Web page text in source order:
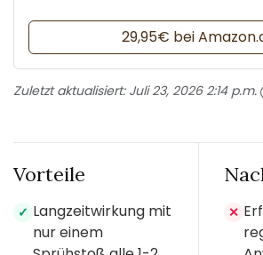
29,95€ bei
Zuletzt aktualisiert: Juli 23, 2026 2:14 p.m.
Vorteile
✓ Langzeitwirkung mit
nur einem
✕